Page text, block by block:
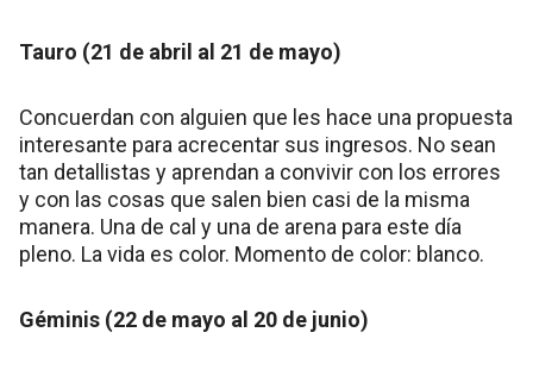
Tauro (21 de abril al 21 de mayo)
Concuerdan con alguien que les hace una propuesta
interesante para acrecentar sus ingresos. No sean
tan detallistas y aprendan a convivir con los errores
y con las cosas que salen bien casi de la misma
manera. Una de cal y una de arena para este día
pleno. La vida es color. Momento de color: blanco.
Géminis (22 de mayo al 20 de junio)